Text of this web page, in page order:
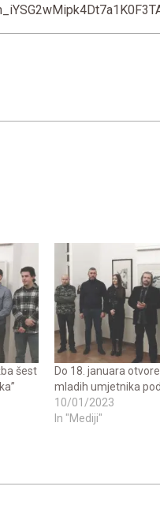
šest
Do 18. januara
mladih umjetnika
10/01/2023
In "Mediji"